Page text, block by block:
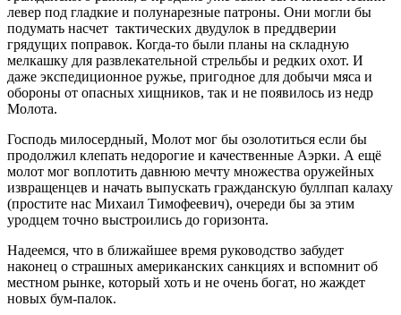
левер под гладкие и полунарезные патроны. Они могли бы
подумать насчет тактических двудулок в преддверии
грядущих поправок. Когда-то были планы на складную
мелкашку для развлекательной стрельбы и редких охот. И
даже экспедиционное ружье, пригодное для добычи мяса и
обороны от опасных хищников, так и не появилось из недр
Молота.
Господь милосердный, Молот мог бы озолотиться если бы
продолжил клепать недорогие и качественные Аэрки. А ещё
молот мог воплотить давнюю мечту множества оружейных
извращенцев и начать выпускать гражданскую буллпап калаху
(простите нас Михаил Тимофеевич), очереди бы за этим
уродцем точно выстроились до горизонта.
Надеемся, что в ближайшее время руководство забудет
наконец о страшных американских санкциях и вспомнит об
местном рынке, который хоть и не очень богат, но жаждет
новых бум-палок.